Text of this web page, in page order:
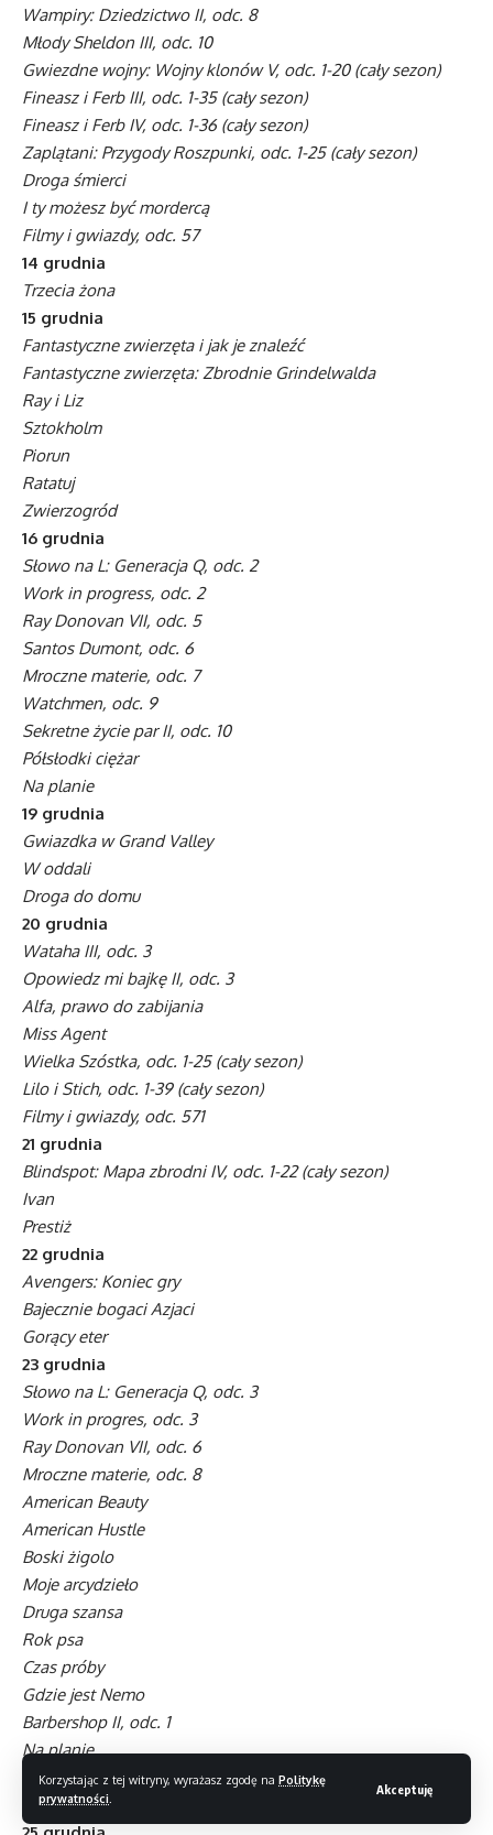
Korzystając z tej witryny, wyrażasz zgodę na Politykę
prywatności
Akceptuję
Wampiry: Dziedzictwo II, odc. 8
Młody Sheldon III, odc. 10
Gwiezdne wojny: Wojny klonów V, odc. 1-20 (cały sezon)
Fineasz i Ferb III, odc. 1-35 (cały sezon)
Fineasz i Ferb IV, odc. 1-36 (cały sezon)
Zaplątani: Przygody Roszpunki, odc. 1-25 (cały sezon)
Droga śmierci
I ty możesz być mordercą
Filmy i gwiazdy, odc. 57
14 grudnia
Trzecia żona
15 grudnia
Fantastyczne zwierzęta i jak je znaleźć
Fantastyczne zwierzęta: Zbrodnie Grindelwalda
Ray i Liz
Sztokholm
Piorun
Ratatuj
Zwierzogród
16 grudnia
Słowo na L: Generacja Q, odc. 2
Work in progress, odc. 2
Ray Donovan VII, odc. 5
Santos Dumont, odc. 6
Mroczne materie, odc. 7
Watchmen, odc. 9
Sekretne życie par II, odc. 10
Półsłodki ciężar
Na planie
19 grudnia
Gwiazdka w Grand Valley
W oddali
Droga do domu
20 grudnia
Wataha III, odc. 3
Opowiedz mi bajkę II, odc. 3
Alfa, prawo do zabijania
Miss Agent
Wielka Szóstka, odc. 1-25 (cały sezon)
Lilo i Stich, odc. 1-39 (cały sezon)
Filmy i gwiazdy, odc. 571
21 grudnia
Blindspot: Mapa zbrodni IV, odc. 1-22 (cały sezon)
Ivan
Prestiż
22 grudnia
Avengers: Koniec gry
Bajecznie bogaci Azjaci
Gorący eter
23 grudnia
Słowo na L: Generacja Q, odc. 3
Work in progres, odc. 3
Ray Donovan VII, odc. 6
Mroczne materie, odc. 8
American Beauty
American Hustle
Boski żigolo
Moje arcydzieło
Druga szansa
Rok psa
Czas próby
Gdzie jest Nemo
Barbershop II, odc. 1
Na planie
24 grudnia
Dracula